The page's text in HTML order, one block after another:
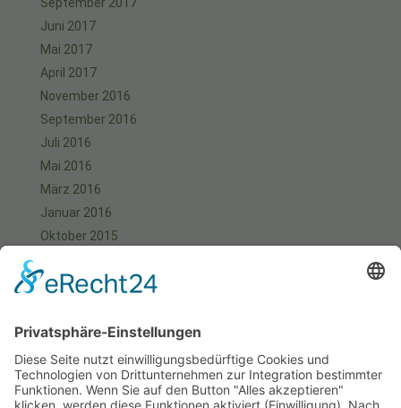
September 2017
Juni 2017
Mai 2017
April 2017
November 2016
September 2016
Juli 2016
Mai 2016
März 2016
Januar 2016
Oktober 2015
August 2015
Juni 2015
Mai 2015
April 2015
März 2015